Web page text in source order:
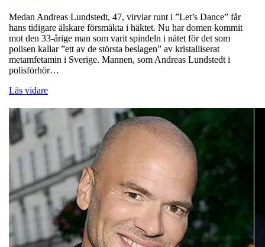
Medan Andreas Lundstedt, 47, virvlar runt i ”Let’s Dance” får
hans tidigare älskare försmäkta i häktet. Nu har domen kommit
mot den 33-årige man som varit spindeln i nätet för det som
polisen kallar ”ett av de största beslagen” av kristalliserat
metamfetamin i Sverige. Mannen, som Andreas Lundstedt i
polisförhör…
Läs vidare